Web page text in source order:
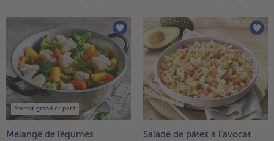
Format grand et petit
Mélange de légumes
Salade de pâtes à l'avocat